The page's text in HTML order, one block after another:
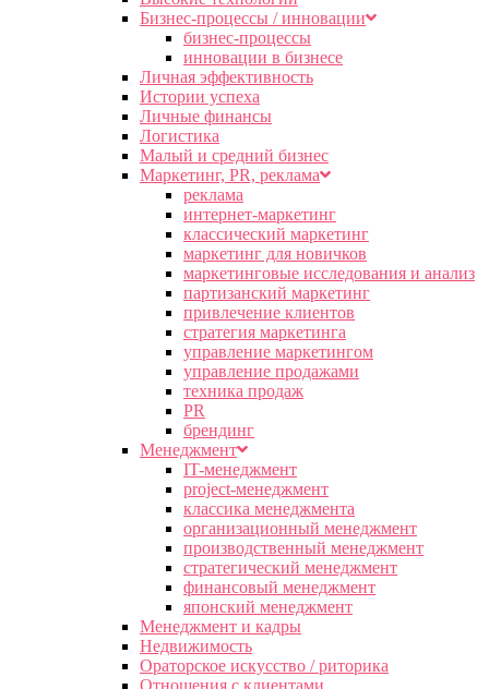
Бизнес-процессы / инновации
бизнес-процессы
инновации в бизнесе
Личная эффективность
Истории успеха
Личные финансы
Логистика
Малый и средний бизнес
Маркетинг, PR, реклама
реклама
интернет-маркетинг
классический маркетинг
маркетинг для новичков
маркетинговые исследования и анализ
партизанский маркетинг
привлечение клиентов
стратегия маркетинга
управление маркетингом
управление продажами
техника продаж
PR
брендинг
Менеджмент
IT-менеджмент
project-менеджмент
классика менеджмента
организационный менеджмент
производственный менеджмент
стратегический менеджмент
финансовый менеджмент
японский менеджмент
Менеджмент и кадры
Недвижимость
Ораторское искусство / риторика
Отношения с клиентами